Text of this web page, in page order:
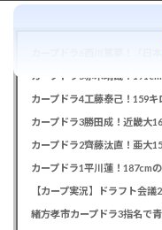
カープドラ4工藤泰己！159キ
カープドラ2齊藤汰直！亜大
【カープ実況】ドラフト会